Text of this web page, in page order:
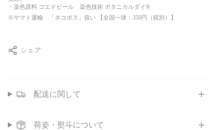
・染色原料 コエドビール 染色技術 ボタニカルダイ®
※ヤマト運輸 「ネコポス」扱い 【全国一律：350円（税別）】
シェア
配送に関して
荷姿・熨斗について